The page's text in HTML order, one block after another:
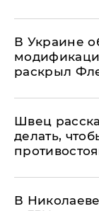
В Украине
раскрыл
Швец
делать,
В